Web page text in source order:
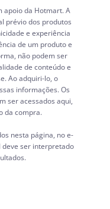
apoio da Hotmart. A
prévio dos produtos
e experiência
de um produto e
não podem ser
de conteúdo e
Ao adquiri-lo, o
informações. Os
ser acessados aqui,
da compra.
nesta página, no e-
ser interpretado